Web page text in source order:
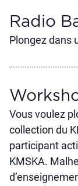
Radio
Plongez dans
Vous voulez
collection du
participant
KMSKA.